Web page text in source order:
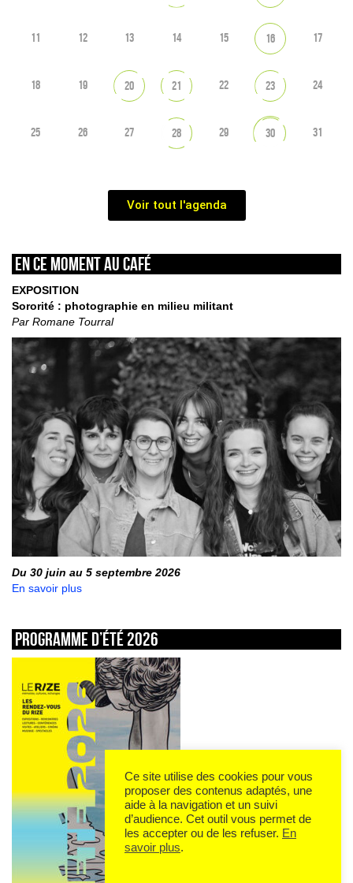
11 12 13 14 15 16 17
18 19 20 21 22 23 24
25 26 27 28 29 30 31
Voir tout l'agenda
En ce moment au café
EXPOSITION
Sororité : photographie en milieu militant
Par Romane Tourral
Du 30 juin au 5 septembre 2026
En savoir plus
Programme d’été 2026
Ce site utilise des cookies pour vous
proposer des contenus adaptés, une
aide à la navigation et un suivi
d’audience. Cet outil vous permet de
les accepter ou de les refuser. En
savoir plus.